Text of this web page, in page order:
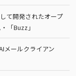
て開発されたオープ
「Buzz」
メールクライアン